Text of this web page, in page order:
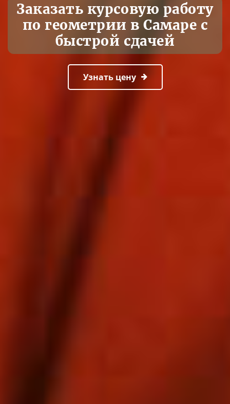
Заказать курсовую работу
по геометрии в Самаре с
быстрой сдачей
Узнать цену